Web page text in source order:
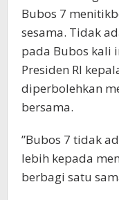
Bubos 7
sesama. Tidak
pada Bubos kali
Presiden RI
diperbolehkan
bersama.
”Bubos 7 tidak
lebih kepada
berbagi satu